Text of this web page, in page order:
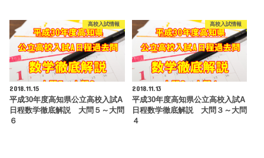
高校入試情報
2018.11.15
平成30年度高知県公立高校入試A
日程数学徹底解説 大問５～大問
６
高校入試情報
2018.11.13
平成30年度高知県公立高校入試A
日程数学徹底解説 大問３～大問
４